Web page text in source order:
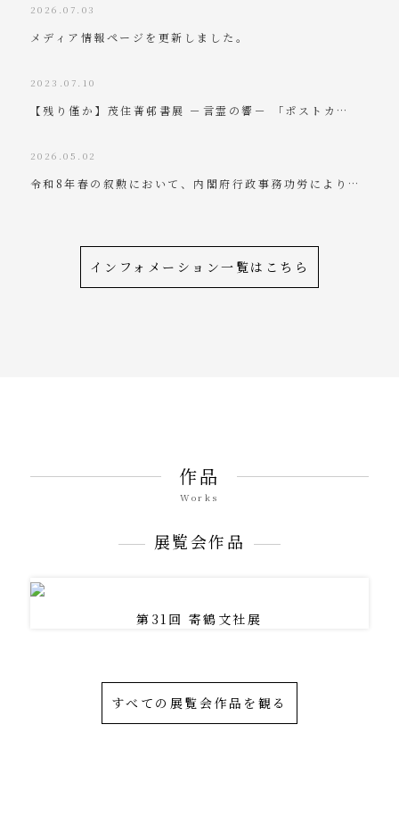
2026.07.03
メディア情報ページを更新しました。
2023.07.10
【残り僅か】茂住菁邨書展 －言霊の響－ 「ポストカ…
2026.05.02
令和8年春の叙勲において、内閣府行政事務功労により…
インフォメーション一覧はこちら
作品
Works
展覧会作品
第31回 寄鶴文社展
すべての展覧会作品を観る